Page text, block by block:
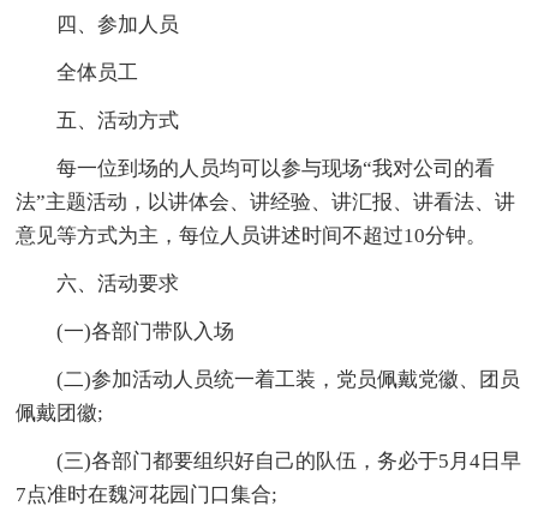
四、参加人员
全体员工
五、活动方式
每一位到场的人员均可以参与现场“我对公司的看
法”主题活动，以讲体会、讲经验、讲汇报、讲看法、讲
意见等方式为主，每位人员讲述时间不超过10分钟。
六、活动要求
(一)各部门带队入场
(二)参加活动人员统一着工装，党员佩戴党徽、团员
佩戴团徽;
(三)各部门都要组织好自己的队伍，务必于5月4日早
7点准时在魏河花园门口集合;